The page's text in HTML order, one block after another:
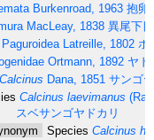
Burkenroad, 1963 抱卵
MacLeay, 1838 異尾下目
Paguroidea Latreille, 1802 ホ
Ortmann, 1892 ヤド
Calcinus Dana, 1851 サンゴ
Calcinus laevimanus
スベサンゴヤドカリ
Species Calcinus